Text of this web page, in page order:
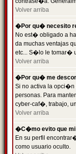
Volver arriba
�Por qu� necesito
No est� obligado a
da muchas ventajas
etc... S�lo le tomar�
Volver arriba
�Por qu� me
Si no activa la opci�n
personas. Para
cyber-caf�, trabajo,
Volver arriba
�C�mo evito que mi
En su perfil
como usuario oculto.